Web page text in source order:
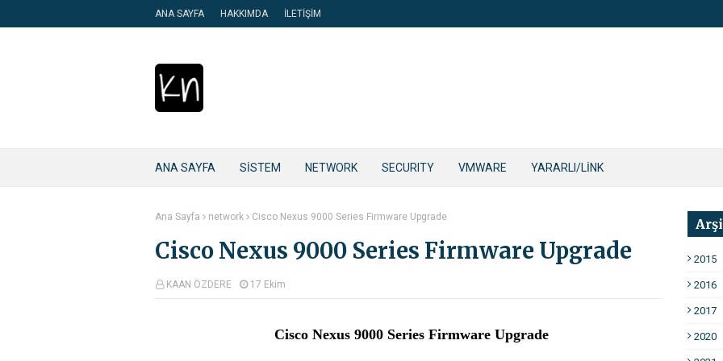
ANA SAYFA HAKKIMDA İLETİŞİM
ANA SAYFA SİSTEM NETWORK SECURITY VMWARE YARARLI/LİNK
Ana Sayfa network Cisco Nexus 9000 Series Firmware Upgrade
Cisco Nexus 9000 Series Firmware Upgrade
KAAN ÖZDERE 17 Ekim
Cisco Nexus 9000 Series Firmware Upgrade
2015
2016
2017
2020